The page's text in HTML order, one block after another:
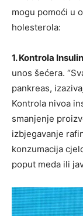
mogu pomoći u
holesterola:
1. Kontrola
unos šećera.
pankreas,
Kontrola nivoa
smanjenje
izbjegavanje
konzumacija
poput meda ili